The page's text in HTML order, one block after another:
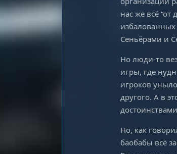
нас же всё
Сеньёрами и
Но люди-то
игры, где
игроков
другого. А в
Но, как
баобабы всё